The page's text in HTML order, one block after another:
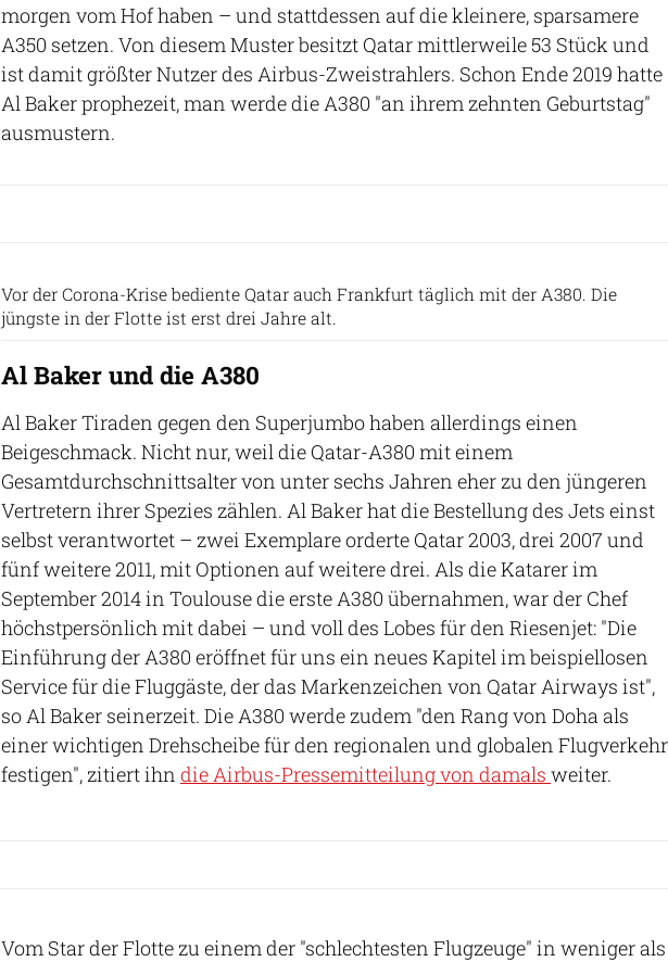
morgen vom Hof haben – und stattdessen auf die kleinere, sparsamere
A350 setzen. Von diesem Muster besitzt Qatar mittlerweile 53 Stück und
ist damit größter Nutzer des Airbus-Zweistrahlers. Schon Ende 2019 hatte
Al Baker prophezeit, man werde die A380 "an ihrem zehnten Geburtstag"
ausmustern.
Vor der Corona-Krise bediente Qatar auch Frankfurt täglich mit der A380. Die
jüngste in der Flotte ist erst drei Jahre alt.
Al Baker und die A380
Al Baker Tiraden gegen den Superjumbo haben allerdings einen
Beigeschmack. Nicht nur, weil die Qatar-A380 mit einem
Gesamtdurchschnittsalter von unter sechs Jahren eher zu den jüngeren
Vertretern ihrer Spezies zählen. Al Baker hat die Bestellung des Jets einst
selbst verantwortet – zwei Exemplare orderte Qatar 2003, drei 2007 und
fünf weitere 2011, mit Optionen auf weitere drei. Als die Katarer im
September 2014 in Toulouse die erste A380 übernahmen, war der Chef
höchstpersönlich mit dabei – und voll des Lobes für den Riesenjet: "Die
Einführung der A380 eröffnet für uns ein neues Kapitel im beispiellosen
Service für die Fluggäste, der das Markenzeichen von Qatar Airways ist",
so Al Baker seinerzeit. Die A380 werde zudem "den Rang von Doha als
einer wichtigen Drehscheibe für den regionalen und globalen Flugverkehr
festigen", zitiert ihn die Airbus-Pressemitteilung von damals weiter.
Vom Star der Flotte zu einem der "schlechtesten Flugzeuge" in weniger als